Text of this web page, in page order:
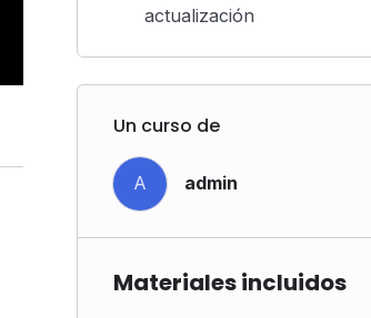
actualización
Un curso de
A admin
Materiales incluidos